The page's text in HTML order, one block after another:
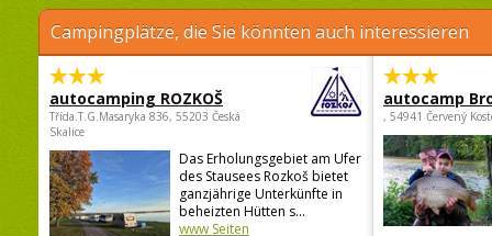
Campingplätze, die Sie könnten auch interessieren
autocamping ROZKOŠ
Třída.T.G.Masaryka 836, 55203 Česká
Skalice
Das Erholungsgebiet am Ufer
des Stausees Rozkoš bietet
ganzjährige Unterkünfte in
beheizten Hütten s...
www Seiten
autocamp
, 54941 Červený